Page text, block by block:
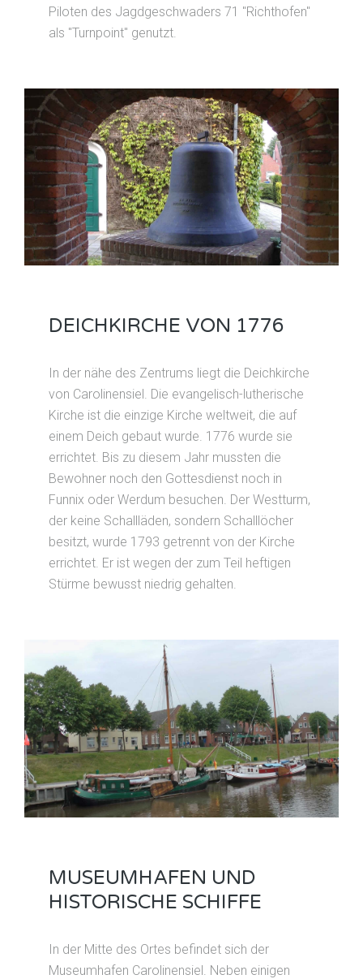
Piloten des Jagdgeschwaders 71 "Richthofen"
als "Turnpoint" genutzt.
DEICHKIRCHE VON 1776
In der nähe des Zentrums liegt die Deichkirche
von Carolinensiel. Die evangelisch-lutherische
Kirche ist die einzige Kirche weltweit, die auf
einem Deich gebaut wurde. 1776 wurde sie
errichtet. Bis zu diesem Jahr mussten die
Bewohner noch den Gottesdienst noch in
Funnix oder Werdum besuchen. Der Westturm,
der keine Schallläden, sondern Schalllöcher
besitzt, wurde 1793 getrennt von der Kirche
errichtet. Er ist wegen der zum Teil heftigen
Stürme bewusst niedrig gehalten.
MUSEUMHAFEN UND
HISTORISCHE SCHIFFE
In der Mitte des Ortes befindet sich der
Museumhafen Carolinensiel. Neben einigen